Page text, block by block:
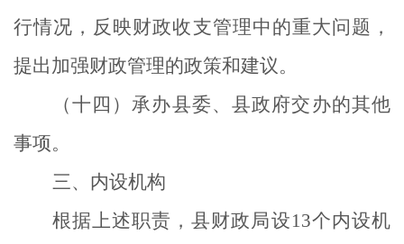
行情况，反映财政收支管理中的重大问题，
提出加强财政管理的政策和建议。
（十四）承办县委、县政府交办的其他
事项。
三、内设机构
根据上述职责，县财政局设13个内设机